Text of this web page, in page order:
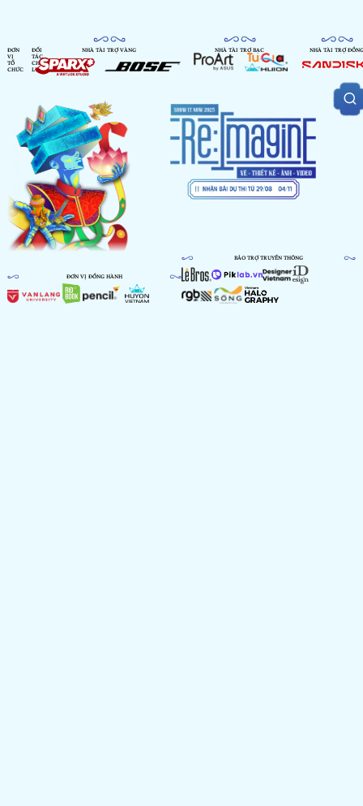
ĐƠN
VỊ
TỔ
CHỨC
ĐỐI
TÁC
CHIẾN
LƯỢC
NHÀ TÀI TRỢ VÀNG NHÀ TÀI TRỢ BẠC NHÀ TÀI TRỢ ĐỒNG
ĐƠN VỊ ĐỒNG HÀNH
BẢO TRỢ TRUYỀN THÔNG